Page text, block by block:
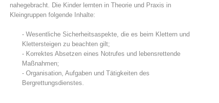
nahegebracht. Die Kinder lernten in Theorie und Praxis in
Kleingruppen folgende Inhalte:
- Wesentliche Sicherheitsaspekte, die es beim Klettern und
Klettersteigen zu beachten gilt;
- Korrektes Absetzen eines Notrufes und lebensrettende
Maßnahmen;
- Organisation, Aufgaben und Tätigkeiten des
Bergrettungsdienstes.